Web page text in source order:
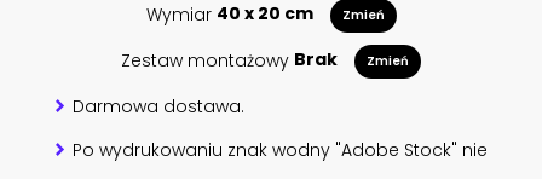
Wymiar 40 x 20 cm Zmień
Zestaw montażowy Brak Zmień
Darmowa dostawa.
Po wydrukowaniu znak wodny "Adobe Stock" nie